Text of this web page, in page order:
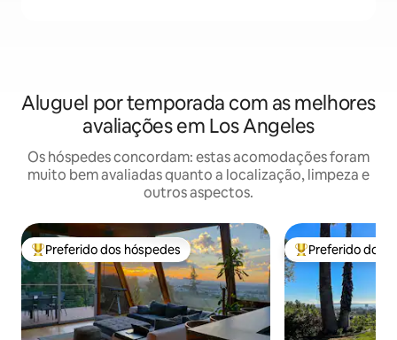
Aluguel por temporada com as melhores
avaliações em Los Angeles
Os hóspedes concordam: estas acomodações foram
muito bem avaliadas quanto a localização, limpeza e
outros aspectos.
Entre os melhores preferidos dos hóspedes
Preferido dos hóspedes Entre os
Preferido dos